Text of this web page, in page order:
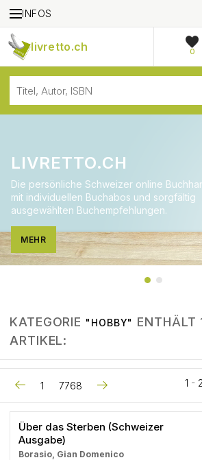
INFOS
livretto.ch 0
LIVRETTO.CH
Die persönliche Schweizer online
mit individuellen Buchabos und sorgfältig
ausgewählten Buchempfehlungen.
MEHR
KATEGORIE "HOBBY" ENTHÄLT
ARTIKEL:
1 7768 1 -
Über das Sterben (Schweizer
Ausgabe)
Borasio, Gian Domenico